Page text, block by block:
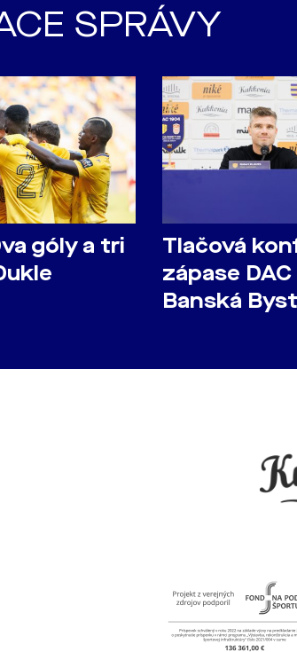
SPRÁVY
góly a tri
Tlačová
zápase
Banská